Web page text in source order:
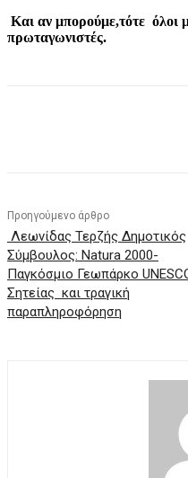
Και αν μπορούμε,τότε όλοι
πρωταγωνιστές.
Προηγούμενο άρθρο
Λεωνίδας Τερζής Δημοτικός
Σύμβουλος: Natura 2000-
Παγκόσμιο Γεωπάρκο
Σητείας και τραγική
παραπληροφόρηση